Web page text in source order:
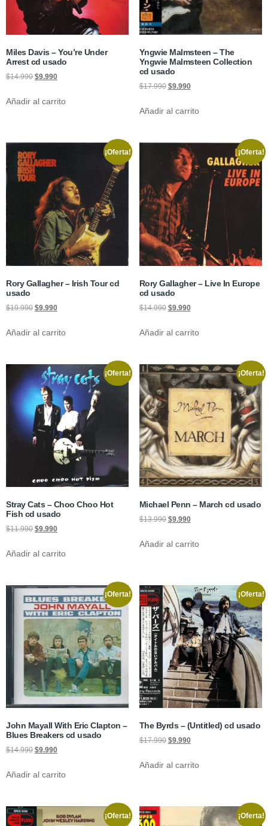
Miles Davis – You’re Under
Arrest cd usado
$14.990 $9.990
Añadir al carrito
Yngwie Malmsteen – The
Yngwie Malmsteen Collection
cd usado
$17.990 $9.990
Añadir al carrito
¡Oferta!
Rory Gallagher – Irish Tour cd
usado
$19.990 $9.990
Añadir al carrito
¡Oferta!
Rory Gallagher – Live In Europe
cd usado
$14.990 $9.990
Añadir al carrito
¡Oferta!
Stray Cats – Choo Choo Hot
Fish cd usado
$11.990 $9.990
Añadir al carrito
¡Oferta!
Michael Penn – March cd usado
$13.990 $9.990
Añadir al carrito
¡Oferta!
John Mayall With Eric Clapton –
Blues Breakers cd usado
$14.990 $9.990
Añadir al carrito
¡Oferta!
The Byrds – (Untitled) cd usado
$17.990 $9.990
Añadir al carrito
¡Oferta! ¡Oferta!